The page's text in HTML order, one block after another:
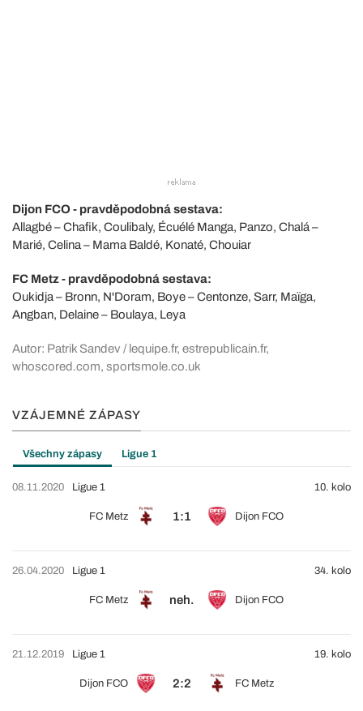
Dijon FCO - pravděpodobná sestava:
Allagbé – Chafik, Coulibaly, Écuélé Manga, Panzo, Chalá –
Marié, Celina – Mama Baldé, Konaté, Chouiar
FC Metz - pravděpodobná sestava:
Oukidja – Bronn, N'Doram, Boye – Centonze, Sarr, Maïga,
Angban, Delaine – Boulaya, Leya
Autor: Patrik Sandev / lequipe.fr, estrepublicain.fr,
whoscored.com, sportsmole.co.uk
VZÁJEMNÉ ZÁPASY
Všechny zápasy Ligue 1
08.11.2020
FC Metz 1:1 Dijon FCO
Ligue 1 10. kolo
26.04.2020
FC Metz neh. Dijon FCO
Ligue 1 34. kolo
21.12.2019
Dijon FCO 2:2 FC Metz
Ligue 1 19. kolo